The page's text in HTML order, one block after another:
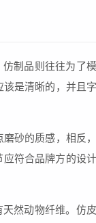
制品则往往为了模
该是清晰的，并且字
砂的质感，相反，
应符合品牌方的设计
然动物纤维。仿皮